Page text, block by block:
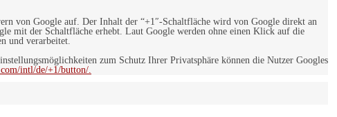
von Google auf. Der Inhalt der “+1″-Schaltfläche wird von Google direkt an
mit der Schaltfläche erhebt. Laut Google werden ohne einen Klick auf die
und verarbeitet.
zum Schutz Ihrer Privatsphäre können die Nutzer Googles
intl/de/+1/button/.